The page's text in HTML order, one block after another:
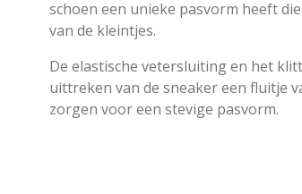
schoen een unieke pasvorm heeft
van de kleintjes.
De elastische vetersluiting en het
uittreken van de sneaker een fluitje
zorgen voor een stevige pasvorm.